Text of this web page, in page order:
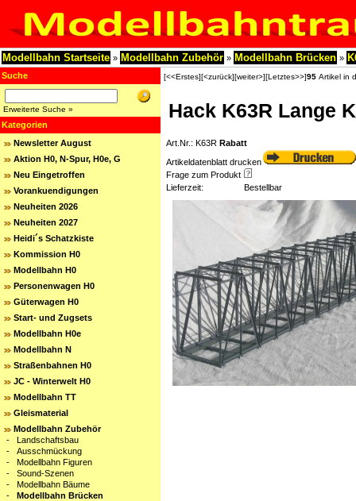
Modellbahn Startseite » Modellbahn Zubehör » Modellbahn Brücken »
Suche
Erweiterte Suche »
Kategorien
Newsletter August
Aktion H0, N-Spur, H0e, G
Neu Eingetroffen
Vorankuendigungen
Neuheiten 2026
Neuheiten 2027
Heidi´s Schatzkiste
Kommission H0
Modellbahn H0
Personenwagen H0
Güterwagen H0
Start- und Zugsets
Modellbahn H0e
Modellbahn N
Straßenbahnen H0
JC - Winterwelt H0
Modellbahn TT
Gleismaterial
Modellbahn Zubehör
- Landschaftsbau
- Ausschmückung
- Modellbahn Figuren
- Sound-Szenen
- Modellbahn Bäume
- Modellbahn Brücken
[<<Erstes][<zurück][weiter>][Letztes>>]95 Artikel in
Hack K63R Lange
Art.Nr.: K63R Rabatt
Artikeldatenblatt drucken
Frage zum Produkt
Lieferzeit:
Bestellbar